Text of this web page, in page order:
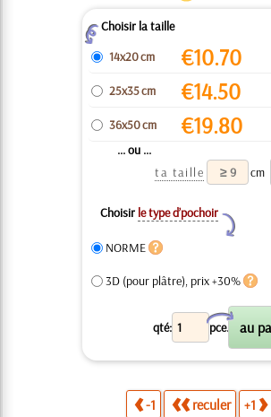
ZChoisir la taille
14x20 cm
€10.70
25x35 cm €14.50
36x50 cm €19.80
... ou ...
ta taille
cm
Choisir le type d’pochoir
Y
NORME
3D (pour plâtre), prix +30%
qté: pce.
X
-1 reculer +1